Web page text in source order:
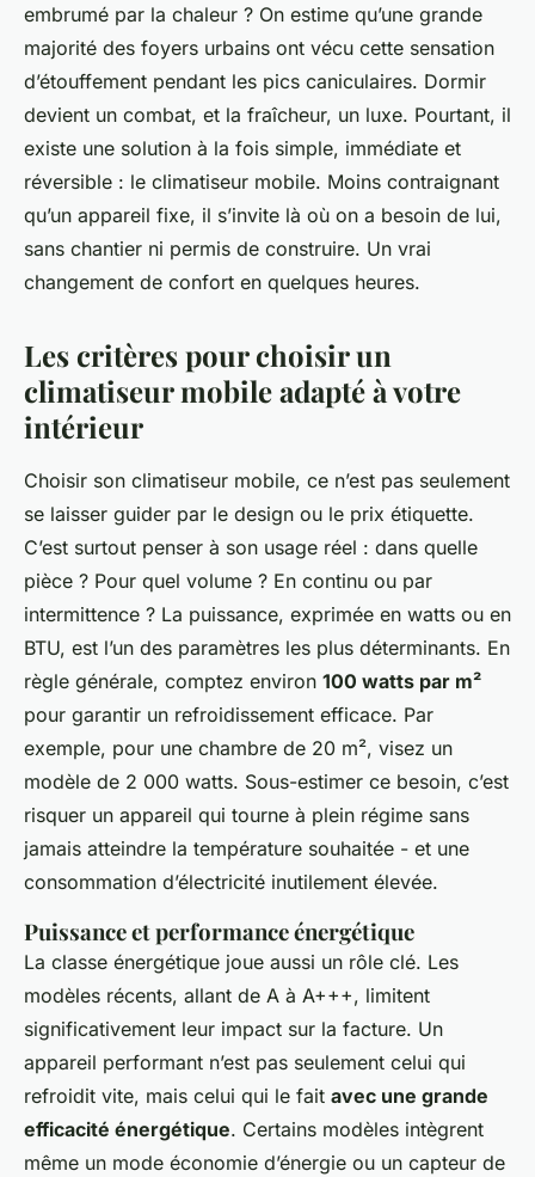
embrumé par la chaleur ? On estime qu’une grande
majorité des foyers urbains ont vécu cette sensation
d’étouffement pendant les pics caniculaires. Dormir
devient un combat, et la fraîcheur, un luxe. Pourtant, il
existe une solution à la fois simple, immédiate et
réversible : le climatiseur mobile. Moins contraignant
qu’un appareil fixe, il s’invite là où on a besoin de lui,
sans chantier ni permis de construire. Un vrai
changement de confort en quelques heures.
Les critères pour choisir un
climatiseur mobile adapté à votre
intérieur
Choisir son climatiseur mobile, ce n’est pas seulement
se laisser guider par le design ou le prix étiquette.
C’est surtout penser à son usage réel : dans quelle
pièce ? Pour quel volume ? En continu ou par
intermittence ? La puissance, exprimée en watts ou en
BTU, est l’un des paramètres les plus déterminants. En
règle générale, comptez environ 100 watts par m²
pour garantir un refroidissement efficace. Par
exemple, pour une chambre de 20 m², visez un
modèle de 2 000 watts. Sous-estimer ce besoin, c’est
risquer un appareil qui tourne à plein régime sans
jamais atteindre la température souhaitée - et une
consommation d’électricité inutilement élevée.
Puissance et performance énergétique
La classe énergétique joue aussi un rôle clé. Les
modèles récents, allant de A à A+++, limitent
significativement leur impact sur la facture. Un
appareil performant n’est pas seulement celui qui
refroidit vite, mais celui qui le fait avec une grande
efficacité énergétique. Certains modèles intègrent
même un mode économie d’énergie ou un capteur de